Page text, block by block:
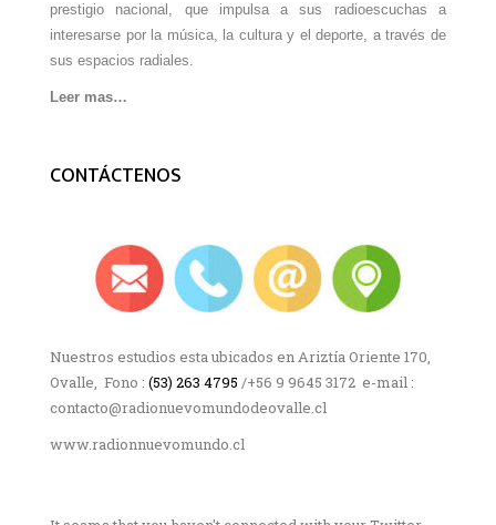
prestigio nacional, que impulsa a sus radioescuchas a
interesarse por la música, la cultura y el deporte, a través de
sus espacios radiales.
Leer mas…
CONTÁCTENOS
Nuestros estudios esta ubicados en Ariztía Oriente 170,
Ovalle, Fono : (53) 263 4795 /+56 9 9645 3172 e-mail :
contacto@radionuevomundodeovalle.cl
www.radionnuevomundo.cl